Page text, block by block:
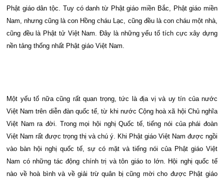
Phật giáo dân tộc. Tuy có danh từ Phật giáo miền Bắc, Phật giáo miền
Nam, nhưng cũng là con Hồng cháu Lạc, cũng đều là con cháu một nhà,
cũng đều là Phật tử Việt Nam. Đây là những yếu tố tích cực xây dựng
nền tảng thống nhất Phật giáo Việt Nam.
Một yếu tố nữa cũng rất quan trọng, tức là địa vị và uy tín của nước
Việt Nam trên diễn đàn quốc tế, từ khi nước Cộng hoà xã hội Chủ nghĩa
Việt Nam ra đời. Trong mọi hội nghị Quốc tế, tiếng nói của phái đoàn
Việt Nam rất được trọng thị và chú ý. Khi Phật giáo Việt Nam được ngồi
vào bàn hội nghị quốc tế, sự có mặt và tiếng nói của Phật giáo Việt
Nam có những tác động chính trị và tôn giáo to lớn. Hội nghị quốc tế
nào về hoà bình và về giải trừ quân bị cũng mời cho được Phật giáo